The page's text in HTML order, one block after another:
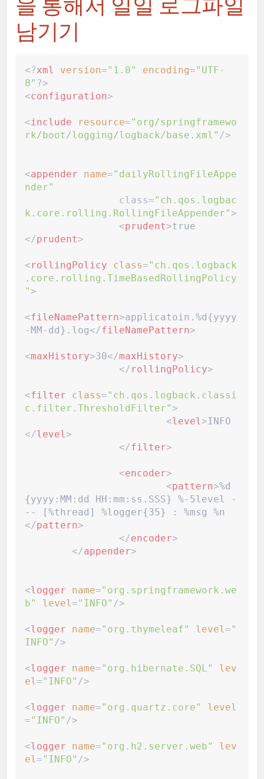
남기기
<?xml version=" 1.0" encoding=" UTF-
8" ?>
<configuration>
<include resource=" org/springframewo
rk/boot/logging/logback/base.xml " />
<appender name=" dailyRollingFileAppe
nder"
		class=
" ch.qos.logbac
k.core.rolling.RollingFileAppender" >
<prudent>true
</prudent>
<rollingPolicy class=" ch.qos.logback
.core.rolling.TimeBasedRollingPolicy
" >
<fileNamePattern>applicatoin.%d{yyyy
-MM-dd}.log</fileNamePattern>
<maxHistory>30</maxHistory>
</ rollingPolicy>
<filter class=" ch.qos.logback.classi
c.filter.ThresholdFilter" >
<level>INFO
</level>
</filter>
<encoder>
<pattern>%d
{yyyy:MM:dd HH:mm:ss.SSS} %-5level -
-- [%thread] %logger{35} : %msg %n
</pattern>
</encoder>
</appender>
<logger name=" org.springframework.we
b" level=" INFO" />
<logger name=" org.thymeleaf" level="
INFO" />
<logger name=" org.hibernate.SQL"
lev
el=" INFO" />
<logger name=" org.quartz.core"
level
=" INFO" />
<logger name=" org.h2.server.web"
lev
el=" INFO" />